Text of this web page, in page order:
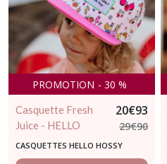
PROMOTION - 30 %
Casquette Fresh
Juice - HELLO
HOSSY - casquette
enfant tendance
20€93
29€90
CASQUETTES HELLO HOSSY